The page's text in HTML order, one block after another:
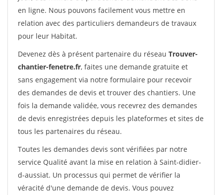
en ligne. Nous pouvons facilement vous mettre en
relation avec des particuliers demandeurs de travaux
pour leur Habitat.
Devenez dès à présent partenaire du réseau Trouver-
chantier-fenetre.fr, faites une demande gratuite et
sans engagement via notre formulaire pour recevoir
des demandes de devis et trouver des chantiers. Une
fois la demande validée, vous recevrez des demandes
de devis enregistrées depuis les plateformes et sites de
tous les partenaires du réseau.
Toutes les demandes devis sont vérifiées par notre
service Qualité avant la mise en relation à Saint-didier-
d-aussiat. Un processus qui permet de vérifier la
véracité d'une demande de devis. Vous pouvez